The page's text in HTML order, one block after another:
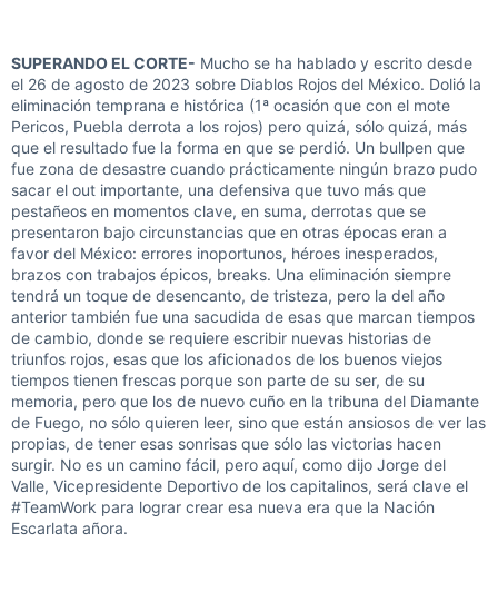
SUPERANDO EL CORTE- Mucho se ha hablado y escrito desde
el 26 de agosto de 2023 sobre Diablos Rojos del México. Dolió la
eliminación temprana e histórica (1ª ocasión que con el mote
Pericos, Puebla derrota a los rojos) pero quizá, sólo quizá, más
que el resultado fue la forma en que se perdió. Un bullpen que
fue zona de desastre cuando prácticamente ningún brazo pudo
sacar el out importante, una defensiva que tuvo más que
pestañeos en momentos clave, en suma, derrotas que se
presentaron bajo circunstancias que en otras épocas eran a
favor del México: errores inoportunos, héroes inesperados,
brazos con trabajos épicos, breaks. Una eliminación siempre
tendrá un toque de desencanto, de tristeza, pero la del año
anterior también fue una sacudida de esas que marcan tiempos
de cambio, donde se requiere escribir nuevas historias de
triunfos rojos, esas que los aficionados de los buenos viejos
tiempos tienen frescas porque son parte de su ser, de su
memoria, pero que los de nuevo cuño en la tribuna del Diamante
de Fuego, no sólo quieren leer, sino que están ansiosos de ver las
propias, de tener esas sonrisas que sólo las victorias hacen
surgir. No es un camino fácil, pero aquí, como dijo Jorge del
Valle, Vicepresidente Deportivo de los capitalinos, será clave el
#TeamWork para lograr crear esa nueva era que la Nación
Escarlata añora.